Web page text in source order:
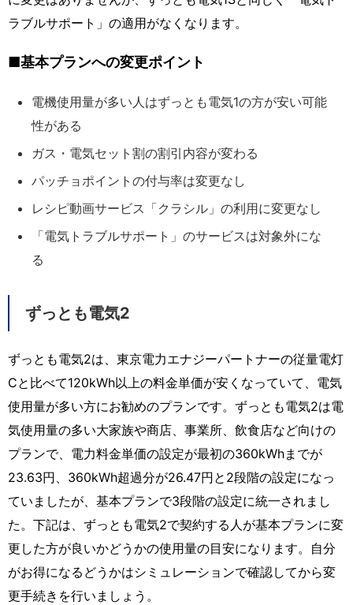
ラブルサポート」の適用がなくなります。
■基本プランへの変更ポイント
電機使用量が多い人はずっとも電気1の方が安い可能
性がある
ガス・電気セット割の割引内容が変わる
パッチョポイントの付与率は変更なし
レシピ動画サービス「クラシル」の利用に変更なし
「電気トラブルサポート」のサービスは対象外にな
る
ずっとも電気2
ずっとも電気2は、東京電力エナジーパートナーの従量電灯
Cと比べて120kWh以上の料金単価が安くなっていて、電気
使用量が多い方にお勧めのプランです。ずっとも電気2は電
気使用量の多い大家族や商店、事業所、飲食店など向けの
プランで、電力料金単価の設定が最初の360kWhまでが
23.63円、360kWh超過分が26.47円と2段階の設定になっ
ていましたが、基本プランで3段階の設定に統一されまし
た。下記は、ずっとも電気2で契約する人が基本プランに変
更した方が良いかどうかの使用量の目安になります。自分
がお得になるどうかはシミュレーションで確認してから変
更手続きを行いましょう。